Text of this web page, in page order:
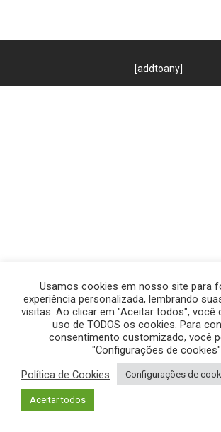
[addtoany]
© GEGE PRODUÇÕES – TODOS OS
POLÍTICA DE PRIVACIDADE
Usamos cookies em nosso site para
experiência personalizada, lembrando
visitas. Ao clicar em "Aceitar todos", você
uso de TODOS os cookies. Para
consentimento customizado, você
"Configurações de
Política de Cookies
Configurações de
Aceitar todos